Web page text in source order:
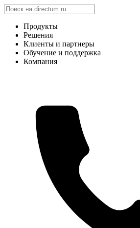
Продукты
Решения
Клиенты и партнеры
Обучение и поддержка
Компания